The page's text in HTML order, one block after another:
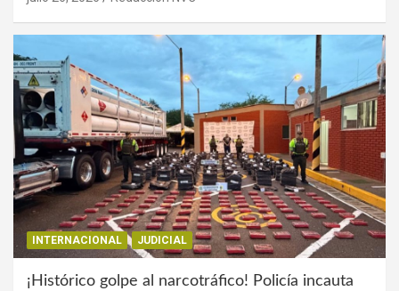
INTERNACIONAL JUDICIAL
¡Histórico golpe al narcotráfico! Policía incauta